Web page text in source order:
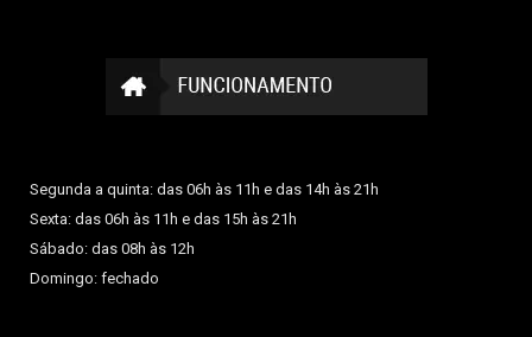
Segunda a quinta: das 06h às 11h e das 14h às 21h
Sexta: das 06h às 11h e das 15h às 21h
Sábado: das 08h às 12h
Domingo: fechado